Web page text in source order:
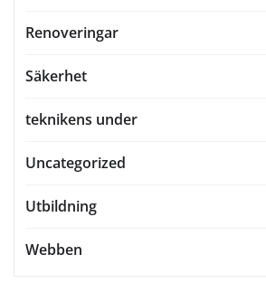
Renoveringar
Säkerhet
teknikens under
Uncategorized
Utbildning
Webben